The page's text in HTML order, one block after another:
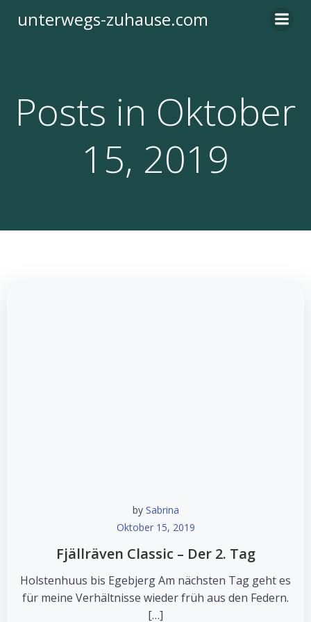
Inhalt
unterwegs-zuhause.com
Posts in Oktober
15, 2019
by Sabrina
Oktober 15, 2019
Fjällräven Classic – Der 2. Tag
Holstenhuus bis Egebjerg Am nächsten Tag geht es
für meine Verhältnisse wieder früh aus den Federn.
[…]